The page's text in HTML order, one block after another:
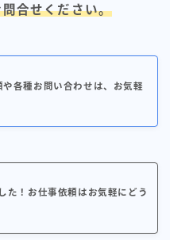
合せください。
や各種お問い合わせは、お気軽
た！お仕事依頼はお気軽にどう